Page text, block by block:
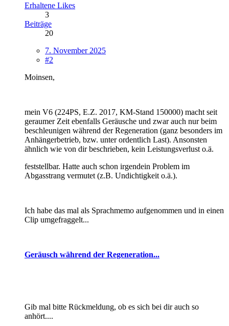
Erhaltene Likes
3
Beiträge
20
7. November 2025
#2
Moinsen,
mein V6 (224PS, E.Z. 2017, KM-Stand 150000) macht seit
geraumer Zeit ebenfalls Geräusche und zwar auch nur beim
beschleunigen während der Regeneration (ganz besonders im
Anhängerbetrieb, bzw. unter ordentlich Last). Ansonsten
ähnlich wie von dir beschrieben, kein Leistungsverlust o.ä.
feststellbar. Hatte auch schon irgendein Problem im
Abgasstrang vermutet (z.B. Undichtigkeit o.ä.).
Ich habe das mal als Sprachmemo aufgenommen und in einen
Clip umgefraggelt...
Geräusch während der Regeneration...
Gib mal bitte Rückmeldung, ob es sich bei dir auch so
anhört....